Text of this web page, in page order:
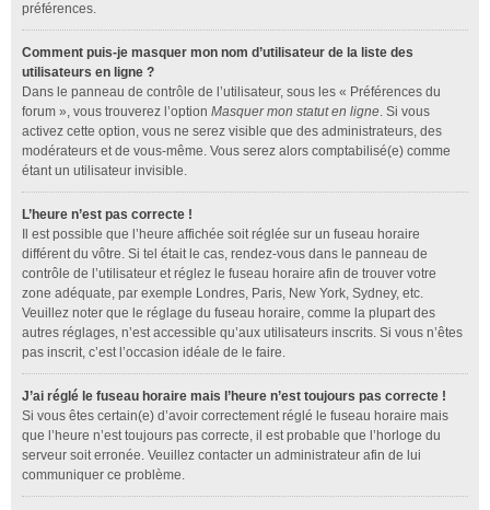
préférences.
Comment puis-je masquer mon nom d’utilisateur de la liste des
utilisateurs en ligne ?
Dans le panneau de contrôle de l’utilisateur, sous les « Préférences du
forum », vous trouverez l’option Masquer mon statut en ligne. Si vous
activez cette option, vous ne serez visible que des administrateurs, des
modérateurs et de vous-même. Vous serez alors comptabilisé(e) comme
étant un utilisateur invisible.
L’heure n’est pas correcte !
Il est possible que l’heure affichée soit réglée sur un fuseau horaire
différent du vôtre. Si tel était le cas, rendez-vous dans le panneau de
contrôle de l’utilisateur et réglez le fuseau horaire afin de trouver votre
zone adéquate, par exemple Londres, Paris, New York, Sydney, etc.
Veuillez noter que le réglage du fuseau horaire, comme la plupart des
autres réglages, n’est accessible qu’aux utilisateurs inscrits. Si vous n’êtes
pas inscrit, c’est l’occasion idéale de le faire.
J’ai réglé le fuseau horaire mais l’heure n’est toujours pas correcte !
Si vous êtes certain(e) d’avoir correctement réglé le fuseau horaire mais
que l’heure n’est toujours pas correcte, il est probable que l’horloge du
serveur soit erronée. Veuillez contacter un administrateur afin de lui
communiquer ce problème.